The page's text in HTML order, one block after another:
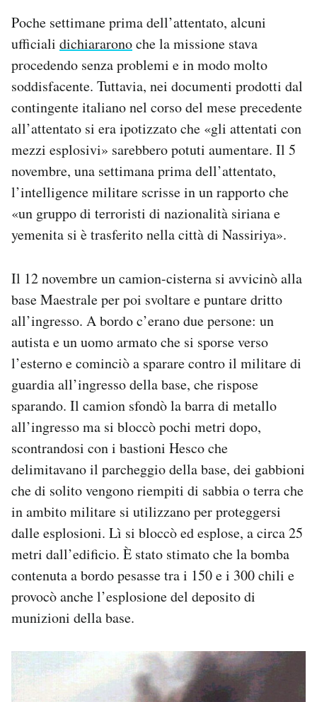
Poche settimane prima dell’attentato, alcuni
ufficiali dichiararonoche la missione stava
procedendo senza problemi e in modo molto
soddisfacente. Tuttavia, nei documenti prodotti dal
contingente italiano nel corso del mese precedente
all’attentato si era ipotizzato che «gli attentati con
mezzi esplosivi» sarebbero potuti aumentare. Il 5
novembre, una settimana prima dell’attentato,
l’intelligence militare scrisse in un rapporto che
«un gruppo di terroristi di nazionalità siriana e
yemenita si è trasferito nella città di Nassiriya».
Il 12 novembre un camion-cisterna si avvicinò alla
base Maestrale per poi svoltare e puntare dritto
all’ingresso. A bordo c’erano due persone: un
autista e un uomo armato che si sporse verso
l’esterno e cominciò a sparare contro il militare di
guardia all’ingresso della base, che rispose
sparando. Il camion sfondò la barra di metallo
all’ingresso ma si bloccò pochi metri dopo,
scontrandosi con i bastioni Hesco che
delimitavano il parcheggio della base, dei gabbioni
che di solito vengono riempiti di sabbia o terra che
in ambito militare si utilizzano per proteggersi
dalle esplosioni. Lì si bloccò ed esplose, a circa 25
metri dall’edificio. È stato stimato che la bomba
contenuta a bordo pesasse tra i 150 e i 300 chili e
provocò anche l’esplosione del deposito di
munizioni della base.